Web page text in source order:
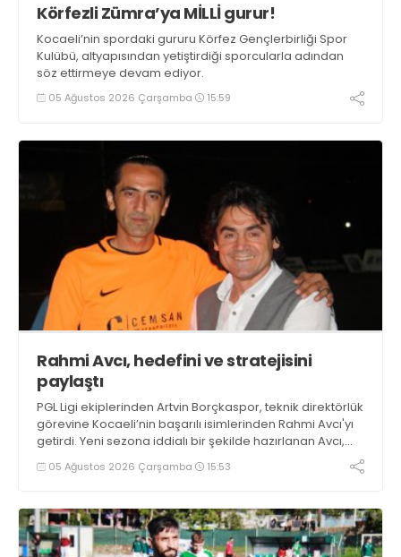
Körfezli Zümra’ya MİLLİ gurur!
Kocaeli’nin spordaki gururu Körfez Gençlerbirliği Spor
Kulübü, altyapısından yetiştirdiği sporcularla adından
söz ettirmeye devam ediyor.
05 Ağustos 2026 Çarşamba 15:59
Rahmi Avcı, hedefini ve stratejisini
paylaştı
PGL Ligi ekiplerinden Artvin Borçkaspor, teknik direktörlük
görevine Kocaeli’nin başarılı isimlerinden Rahmi Avcı'yı
getirdi. Yeni sezona iddialı bir şekilde hazırlanan Avcı,
duygularını aktardı.
05 Ağustos 2026 Çarşamba 15:53